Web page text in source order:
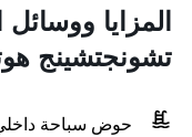
المزايا
تشونجتشينج
حوض سباحة